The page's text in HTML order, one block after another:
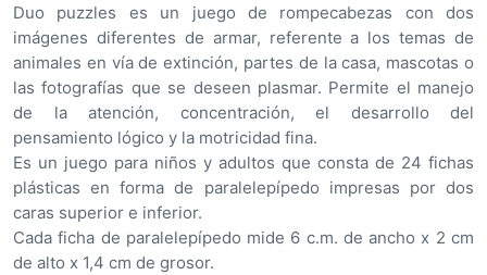
a
d
o
e
n
0
d
e
5
Duo puzzles es un juego de rompecabezas con dos
imágenes diferentes de armar, referente a los temas de
animales en vía de extinción, partes de la casa, mascotas o
las fotografías que se deseen plasmar. Permite el manejo
de la atención, concentración, el desarrollo del
pensamiento lógico y la motricidad fina.
Es un juego para niños y adultos que consta de 24 fichas
plásticas en forma de paralelepípedo impresas por dos
caras superior e inferior.
Cada ficha de paralelepípedo mide 6 c.m. de ancho x 2 cm
de alto x 1,4 cm de grosor.